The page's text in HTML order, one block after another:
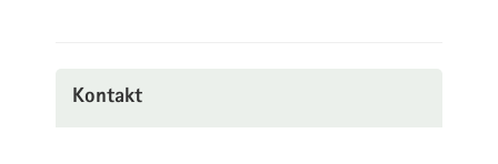
Kontakt